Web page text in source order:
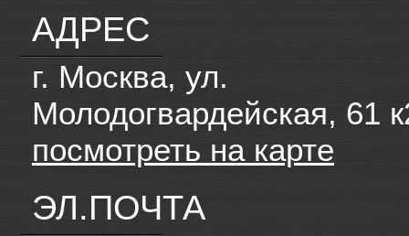
АДРЕС
г. Москва, ул.
Молодогвардейская, 61
посмотреть на карте
ЭЛ.ПОЧТА